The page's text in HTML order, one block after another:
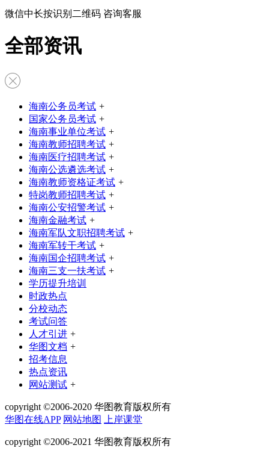
微信中长按识别二维码 咨询客服
全部资讯
海南公务员考试 +
国家公务员考试 +
海南事业单位考试 +
海南教师招聘考试 +
海南医疗招聘考试 +
海南公选遴选考试 +
海南教师资格证考试 +
特岗教师招聘考试 +
海南公安招警考试 +
海南金融考试 +
海南军队文职招聘考试 +
海南军转干考试 +
海南国企招聘考试 +
海南三支一扶考试 +
学历提升培训
时政热点
分校动态
考试问答
人才引进 +
华图文档 +
招考信息
热点资讯
网站测试 +
copyright ©2006-2020 华图教育版权所有
华图在线APP 网站地图 上岸课堂
copyright ©2006-2021 华图教育版权所有